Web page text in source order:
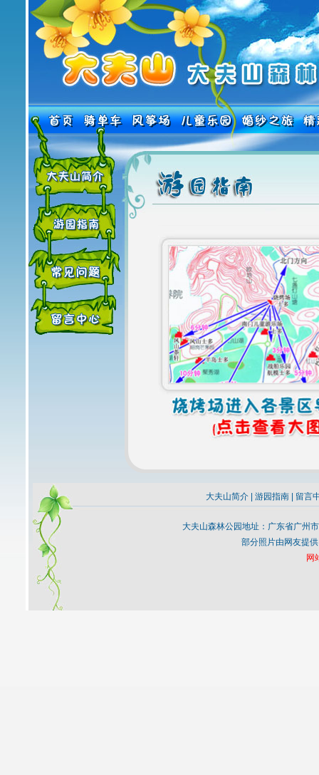
大夫山简介 游园指南 留言
大夫山森林公园地址：广东省广州
部分照片由网友提
网